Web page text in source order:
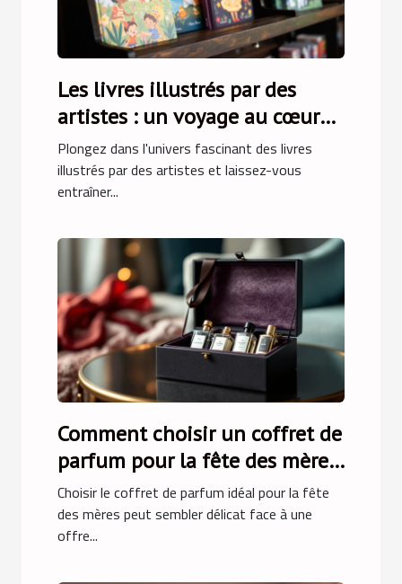
Les livres illustrés par des
artistes : un voyage au cœur
de l'art
Plongez dans l'univers fascinant des livres
illustrés par des artistes et laissez-vous
entraîner...
Comment choisir un coffret de
parfum pour la fête des mères
?
Choisir le coffret de parfum idéal pour la fête
des mères peut sembler délicat face à une
offre...